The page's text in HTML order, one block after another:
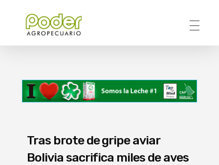
Tras brote de gripe aviar
Bolivia sacrifica miles de aves